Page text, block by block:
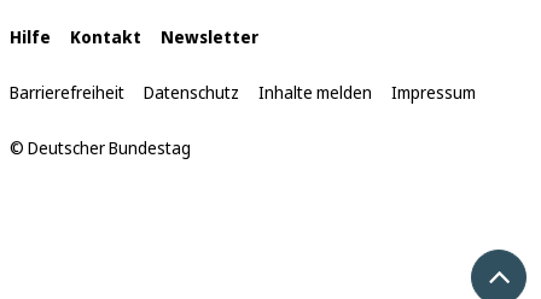
Interne
Links
Hilfe Kontakt Newsletter
Barrierefreiheit Datenschutz Inhalte melden Impressum
© Deutscher Bundestag